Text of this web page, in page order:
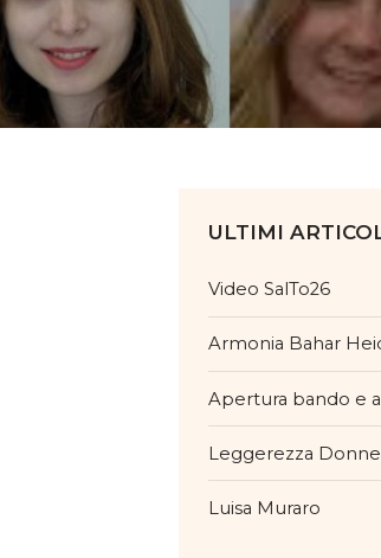
ULTIMI
Video SalTo26
Armonia Bahar
Apertura bando e
Leggerezza
Luisa Muraro